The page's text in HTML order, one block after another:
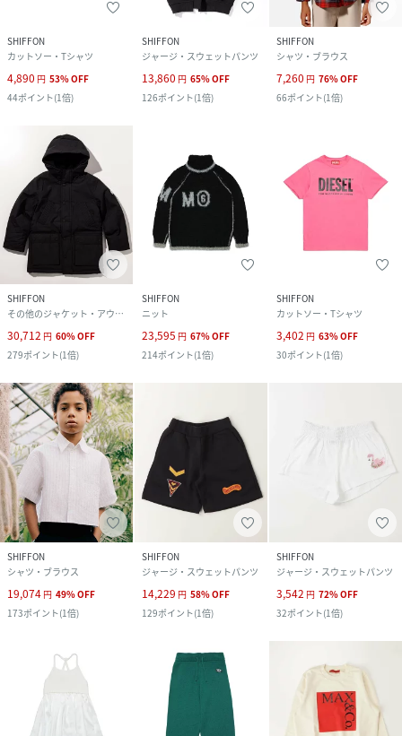
SHIFFON
カットソー・Tシャツ
4,890 円 53%OFF
44ポイント(1倍)
SHIFFON
ジャージ・スウェットパンツ
13,860 円 65%OFF
126ポイント(1倍)
SHIFFON
シャツ・ブラウス
7,260 円 76%OFF
66ポイント(1倍)
SHIFFON
その他のジャケット・アウター
30,712 円 60%OFF
279ポイント(1倍)
SHIFFON
ニット
23,595 円 67%OFF
214ポイント(1倍)
SHIFFON
カットソー・Tシャツ
3,402 円 63%OFF
30ポイント(1倍)
SHIFFON
シャツ・ブラウス
19,074 円 49%OFF
173ポイント(1倍)
SHIFFON
ジャージ・スウェットパンツ
14,229 円 58%OFF
129ポイント(1倍)
SHIFFON
ジャージ・スウェットパンツ
3,542 円 72%OFF
32ポイント(1倍)